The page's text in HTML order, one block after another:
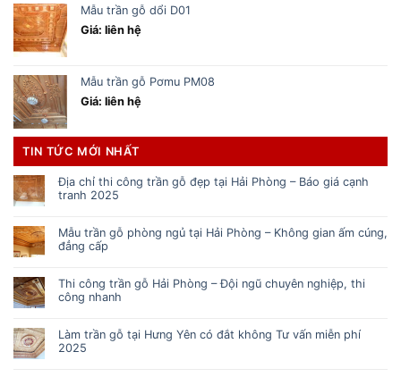
Mẫu trần gỗ dổi D01
Giá: liên hệ
Mẫu trần gỗ Pơmu PM08
Giá: liên hệ
TIN TỨC MỚI NHẤT
Địa chỉ thi công trần gỗ đẹp tại Hải Phòng – Báo giá cạnh
tranh 2025
Mẫu trần gỗ phòng ngủ tại Hải Phòng – Không gian ấm cúng,
đẳng cấp
Thi công trần gỗ Hải Phòng – Đội ngũ chuyên nghiệp, thi
công nhanh
Làm trần gỗ tại Hưng Yên có đắt không Tư vấn miễn phí
2025